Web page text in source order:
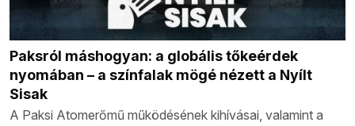
Paksról máshogyan: a globális tőkeérdek
nyomában – a színfalak mögé nézett a Nyílt
Sisak
A Paksi Atomerőmű működésének kihívásai, valamint a